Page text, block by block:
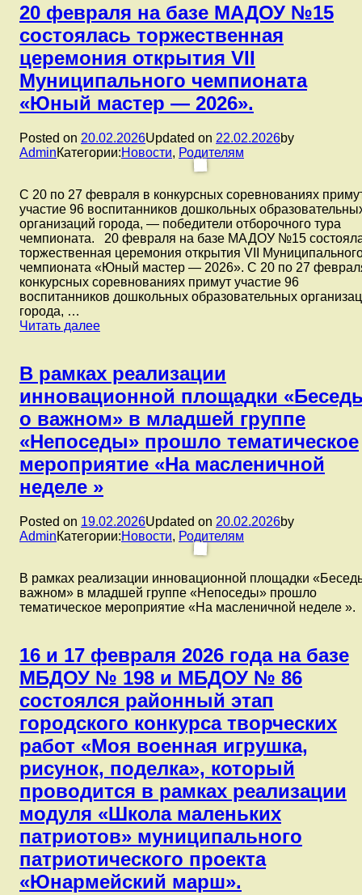
сетевого
взаимодействия
детских
садов
Советского
района
на
базе
сада
№266
«Широкая
Масленица»,
в
котором
приняли
участие
ребята
нашего
сада.
20 февраля на базе МАДОУ №15
состоялась торжественная
церемония открытия VII
Муниципального чемпионата
«Юный мастер — 2026».
Posted on 20.02.2026Updated on 22.02.2026by
AdminКатегории:Новости, Родителям
С 20 по 27 февраля в конкурсных соревнованиях
участие 96 воспитанников дошкольных
организаций города, — победители отборочного тура
чемпионата. 20 февраля на базе МАДОУ №15
торжественная церемония открытия VII
чемпионата «Юный мастер — 2026». С 20 по 27
конкурсных соревнованиях примут участие 96
воспитанников дошкольных образовательных
города, …
Читать далее20
базе
МАДОУ
№15
состоялась
торжественная
церемония
открытия
VII
Муниципального
чемпионата
«Юный
мастер
—
В рамках реализации
инновационной площадки
о важном» в младшей группе
«Непоседы» прошло тематическое
мероприятие «На масленичной
неделе »
Posted on 19.02.2026Updated on 20.02.2026by
AdminКатегории:Новости, Родителям
В рамках реализации инновационной площадки
важном» в младшей группе «Непоседы» прошло
тематическое мероприятие «На масленичной неделе ».
16 и 17 февраля 2026 года на базе
МБДОУ № 198 и МБДОУ № 86
состоялся районный этап
городского конкурса творческих
работ «Моя военная игрушка,
рисунок, поделка», который
проводится в рамках реализации
модуля «Школа маленьких
патриотов» муниципального
патриотического проекта
«Юнармейский марш».